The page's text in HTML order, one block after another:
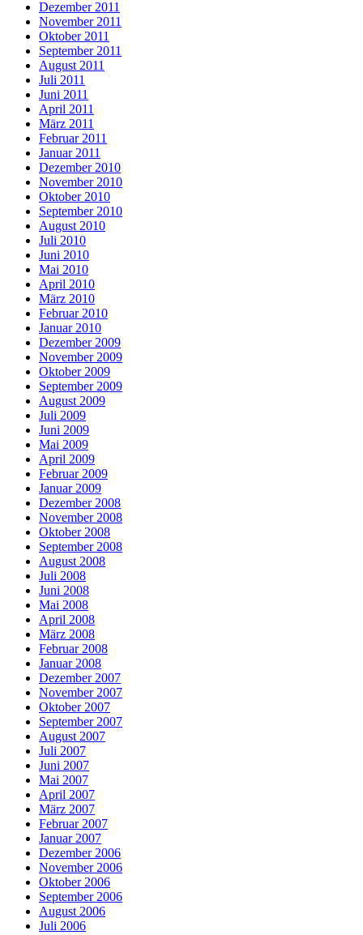
Dezember 2011
November 2011
Oktober 2011
September 2011
August 2011
Juli 2011
Juni 2011
April 2011
März 2011
Februar 2011
Januar 2011
Dezember 2010
November 2010
Oktober 2010
September 2010
August 2010
Juli 2010
Juni 2010
Mai 2010
April 2010
März 2010
Februar 2010
Januar 2010
Dezember 2009
November 2009
Oktober 2009
September 2009
August 2009
Juli 2009
Juni 2009
Mai 2009
April 2009
Februar 2009
Januar 2009
Dezember 2008
November 2008
Oktober 2008
September 2008
August 2008
Juli 2008
Juni 2008
Mai 2008
April 2008
März 2008
Februar 2008
Januar 2008
Dezember 2007
November 2007
Oktober 2007
September 2007
August 2007
Juli 2007
Juni 2007
Mai 2007
April 2007
März 2007
Februar 2007
Januar 2007
Dezember 2006
November 2006
Oktober 2006
September 2006
August 2006
Juli 2006